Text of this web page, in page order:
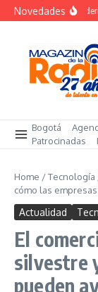
Saltar al contenido
Novedades
El
Bogotá
Patrocinadas
Home /Tecnología
cómo las
Actualidad
El
silvestre
pueden